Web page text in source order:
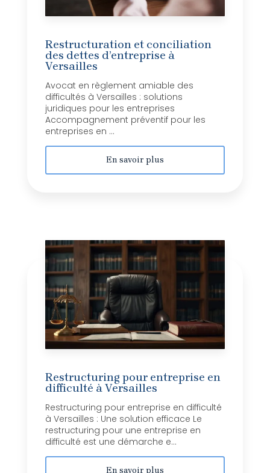
Restructuration et conciliation
des dettes d’entreprise à
Versailles
Avocat en règlement amiable des
difficultés à Versailles : solutions
juridiques pour les entreprises
Accompagnement préventif pour les
entreprises en ...
En savoir plus
Restructuring pour entreprise en
difficulté à Versailles
Restructuring pour entreprise en difficulté
à Versailles : Une solution efficace Le
restructuring pour une entreprise en
difficulté est une démarche e...
En savoir plus